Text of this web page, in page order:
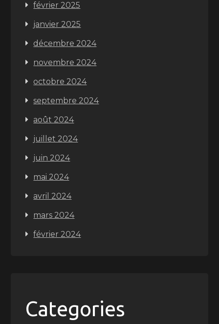
février 2025
janvier 2025
décembre 2024
novembre 2024
octobre 2024
septembre 2024
août 2024
juillet 2024
juin 2024
mai 2024
avril 2024
mars 2024
février 2024
Categories